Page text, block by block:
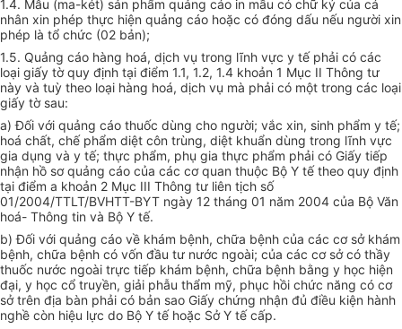
1.4. Mẫu (ma-két) sản phẩm quảng cáo in mầu có chữ ký của cá
nhân xin phép thực hiện quảng cáo hoặc có đóng dấu nếu người xin
phép là tổ chức (02 bản);
1.5. Quảng cáo hàng hoá, dịch vụ trong lĩnh vực y tế phải có các
loại giấy tờ quy định tại điểm 1.1, 1.2, 1.4 khoản 1 Mục II Thông tư
này và tuỳ theo loại hàng hoá, dịch vụ mà phải có một trong các loại
giấy tờ sau:
a) Đối với quảng cáo thuốc dùng cho người; vắc xin, sinh phẩm y tế;
hoá chất, chế phẩm diệt côn trùng, diệt khuẩn dùng trong lĩnh vực
gia dụng và y tế; thực phẩm, phụ gia thực phẩm phải có Giấy tiếp
nhận hồ sơ quảng cáo của các cơ quan thuộc Bộ Y tế theo quy định
tại điểm a khoản 2 Mục III Thông tư liên tịch số
01/2004/TTLT/BVHTT-BYT ngày 12 tháng 01 năm 2004 của Bộ Văn
hoá- Thông tin và Bộ Y tế.
b) Đối với quảng cáo về khám bệnh, chữa bệnh của các cơ sở khám
bệnh, chữa bệnh có vốn đầu tư nước ngoài; của các cơ sở có thầy
thuốc nước ngoài trực tiếp khám bệnh, chữa bệnh bằng y học hiện
đại, y học cổ truyền, giải phẫu thẩm mỹ, phục hồi chức năng có cơ
sở trên địa bàn phải có bản sao Giấy chứng nhận đủ điều kiện hành
nghề còn hiệu lực do Bộ Y tế hoặc Sở Y tế cấp.